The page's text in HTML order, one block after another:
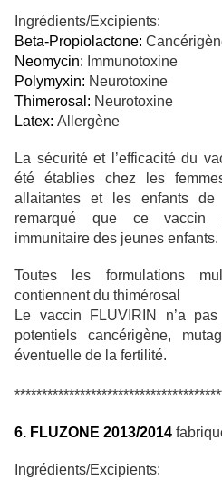
Ingrédients/Excipients:
Beta-Propiolactone:
Neomycin: Immunotoxine
Polymyxin: Neurotoxine
Thimerosal: Neurotoxine
Latex: Allergène
La sécurité et l’efficacité du
été établies chez les
allaitantes et les enfants
remarqué que ce vaccin
immunitaire des jeunes enfants.
Toutes les formulations
contiennent du thimérosal
Le vaccin FLUVIRIN n’a
potentiels cancérigène,
éventuelle de la fertilité.
6. FLUZONE 2013/2014
Ingrédients/Excipients: